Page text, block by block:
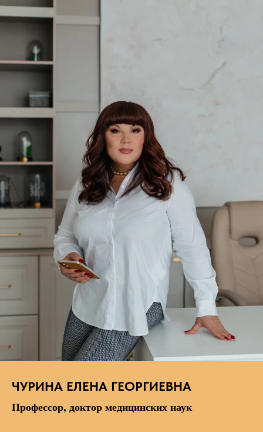
ЧУРИНА ЕЛЕНА ГЕОРГИЕВНА
Профессор, доктор медицинских наук